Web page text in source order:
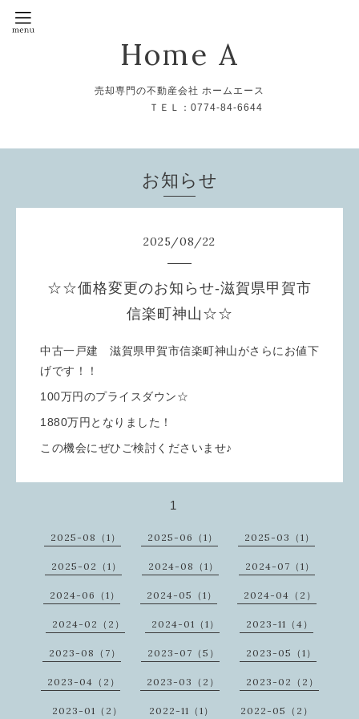
Home A
売却専門の不動産会社 ホームエース
ＴＥＬ：0774-84-6644
お知らせ
2025/08/22
☆☆価格変更のお知らせ-滋賀県甲賀市
信楽町神山☆☆
中古一戸建 滋賀県甲賀市信楽町神山がさらにお値下
げです！！
100万円のプライスダウン☆
1880万円となりました！
この機会にぜひご検討くださいませ♪
1
2025-08（1） 2025-06（1） 2025-03（1）
2025-02（1） 2024-08（1） 2024-07（1）
2024-06（1） 2024-05（1） 2024-04（2）
2024-02（2） 2024-01（1） 2023-11（4）
2023-08（7） 2023-07（5） 2023-05（1）
2023-04（2） 2023-03（2） 2023-02（2）
2023-01（2） 2022-11（1） 2022-05（2）